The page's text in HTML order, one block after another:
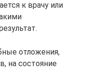
к врачу или
отложения,
на состояние